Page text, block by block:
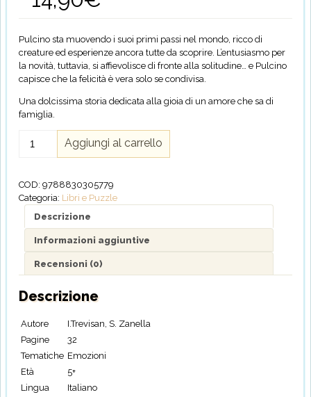
Pulcino sta muovendo i suoi primi passi nel mondo, ricco di
creature ed esperienze ancora tutte da scoprire. L’entusiasmo per
la novità, tuttavia, si affievolisce di fronte alla solitudine… e Pulcino
capisce che la felicità è vera solo se condivisa.
Una dolcissima storia dedicata alla gioia di un amore che sa di
famiglia.
felicità
quantità
Aggiungi al carrello
COD: 9788830305779
Categoria: Libri e Puzzle
Descrizione
Informazioni aggiuntive
Recensioni (0)
Descrizione
Autore
I.Trevisan, S. Zanella
Pagine
32
Tematiche Emozioni
Età
5+
Lingua
Italiano